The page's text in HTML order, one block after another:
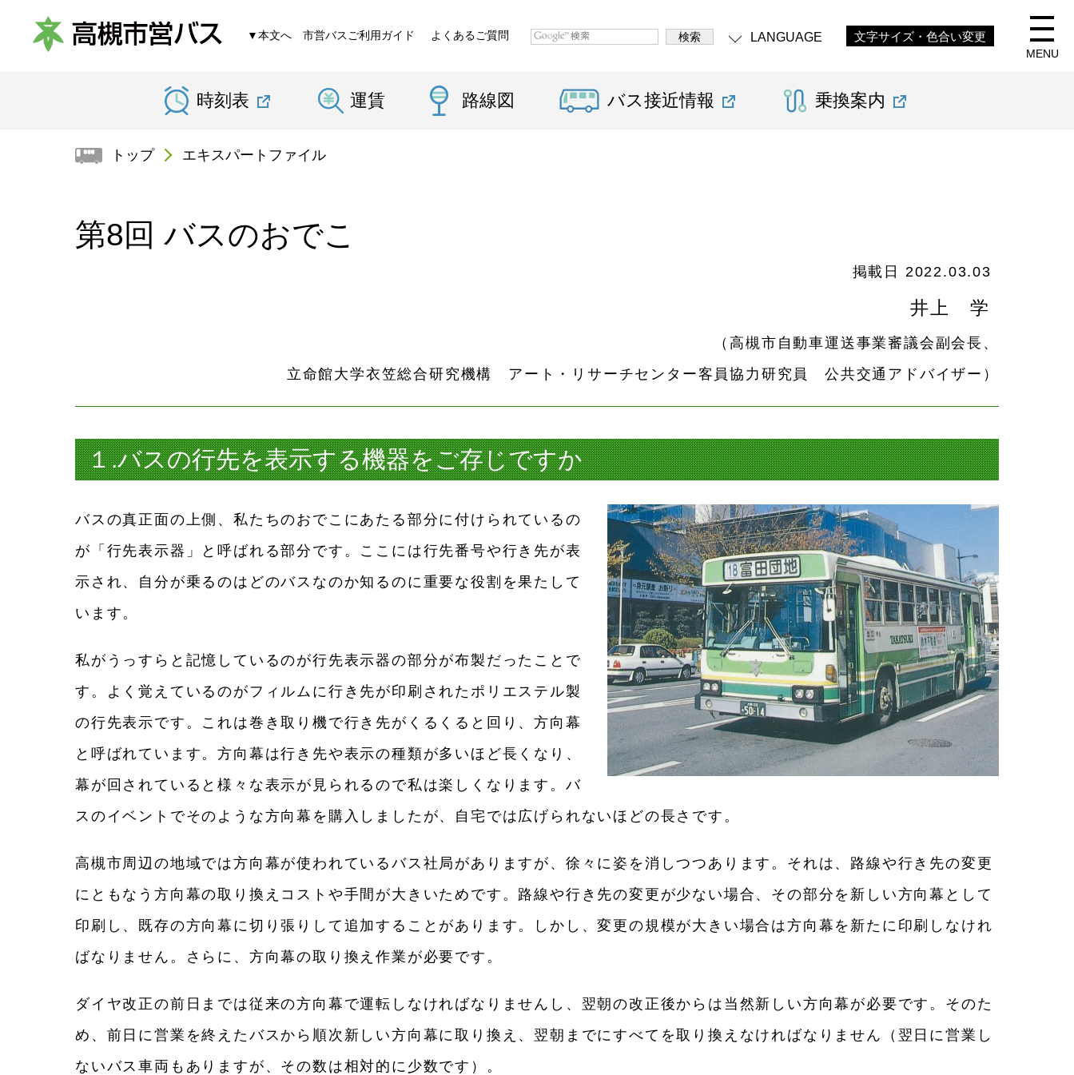
槻
市
ス
▼本文へ 市営バスご利用ガイド よくあるご質問 LANGUAGE
文字サイズ・色合い変更
MENU
時刻表 運賃 路線図 バス接近情報 乗換案内
トップ エキスパートファイル
第8回 バスのおでこ
2022.03.03
井上 学
（高槻市自動車運送事業審議会副会長、
立命館大学衣笠総合研究機構 アート・リサーチセンター客員協力研究員 公共交通アドバイザー）
１.バスの行先を表示する機器をご存じですか
バスの真正面の上側、私たちのおでこにあたる部分に付けられているの
が「行先表示器」と呼ばれる部分です。ここには行先番号や行き先が表
示され、自分が乗るのはどのバスなのか知るのに重要な役割を果たして
います。
私がうっすらと記憶しているのが行先表示器の部分が布製だったことで
す。よく覚えているのがフィルムに行き先が印刷されたポリエステル製
の行先表示です。これは巻き取り機で行き先がくるくると回り、方向幕
と呼ばれています。方向幕は行き先や表示の種類が多いほど長くなり、
幕が回されていると様々な表示が見られるので私は楽しくなります。バ
スのイベントでそのような方向幕を購入しましたが、自宅では広げられないほどの長さです。
高槻市周辺の地域では方向幕が使われているバス社局がありますが、徐々に姿を消しつつあります。それは、路線や行き先の変更
にともなう方向幕の取り換えコストや手間が大きいためです。路線や行き先の変更が少ない場合、その部分を新しい方向幕として
印刷し、既存の方向幕に切り張りして追加することがあります。しかし、変更の規模が大きい場合は方向幕を新たに印刷しなけれ
ばなりません。さらに、方向幕の取り換え作業が必要です。
ダイヤ改正の前日までは従来の方向幕で運転しなければなりませんし、翌朝の改正後からは当然新しい方向幕が必要です。そのた
め、前日に営業を終えたバスから順次新しい方向幕に取り換え、翌朝までにすべてを取り換えなければなりません（翌日に営業し
ないバス車両もありますが、その数は相対的に少数です）。